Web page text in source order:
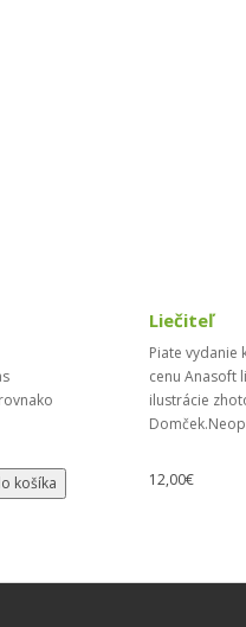
košíka
Liečiteľ
Piate vydanie
cenu Anasoft
ilustrácie
12,00€